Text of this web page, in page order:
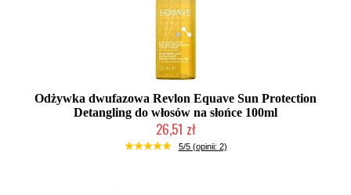
Odżywka dwufazowa Revlon Equave Sun Protection
Detangling do włosów na słońce 100ml
26,51 zł
Duża ilość (wysyłka w 24h)
5/5 (opinii: 2)